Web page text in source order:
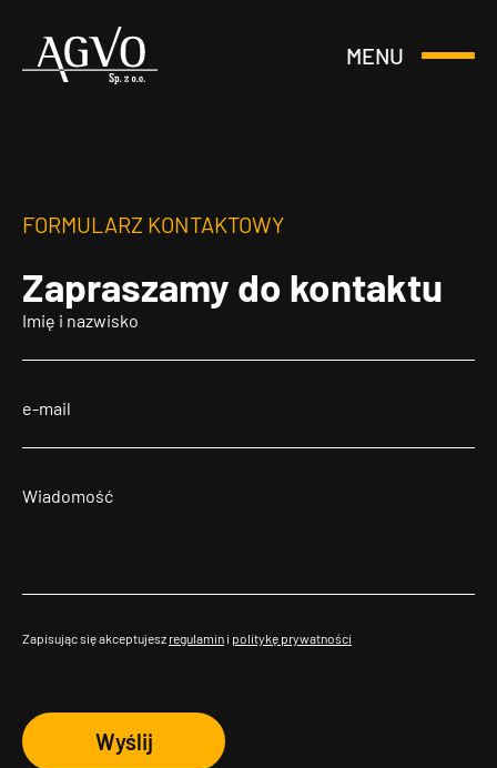
Header
MENU
Otwórz
FORMULARZ KONTAKTOWY
Zapraszamy do kontaktu
Zapisując się akceptujesz regulamin i politykę prywatności
Wyślij